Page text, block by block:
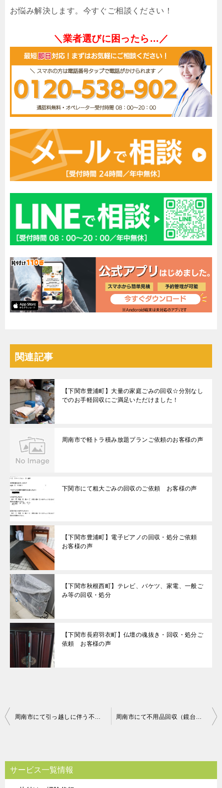
お悩み解決します。今すぐご相談ください！
＼業者選びに困ったら…／
関連記事
【下関市豊浦町】大量の家庭ごみの回収☆分別なし
でのお手軽回収にご満足いただけました！
周南市で軽トラ積み放題プランご依頼のお客様の声
下関市にて粗大ごみの回収のご依頼 お客様の声
【下関市豊浦町】電子ピアノの回収・処分ご依頼
お客様の声
【下関市秋根西町】テレビ、バケツ、家電、一般ご
み等の回収・処分
【下関市長府羽衣町】仏壇の魂抜き・回収・処分ご
依頼 お客様の声
投
ビ
ゲ
周南市にて引っ越しに伴う不用品回収ご依頼の匿名希望様の声 周南市にて不用品回収（鏡台、衣類）ご依頼の匿名希望様の声
サービス一覧情報